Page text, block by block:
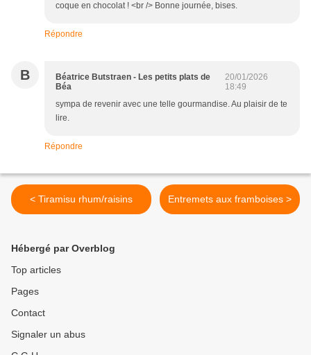
coque en chocolat ! <br /> Bonne journée, bises.
Répondre
B
Béatrice Butstraen - Les petits plats de
Béa
20/01/2026
18:49
sympa de revenir avec une telle gourmandise. Au plaisir de te
lire.
Répondre
< Tiramisu rhum/raisins Entremets aux framboises >
Hébergé par Overblog
Top articles
Pages
Contact
Signaler un abus